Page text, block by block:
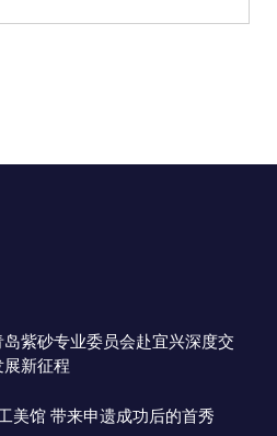
紫砂专业委员会赴宜兴深度交
新征程
美馆 带来申遗成功后的首秀